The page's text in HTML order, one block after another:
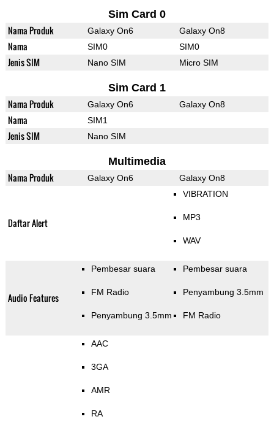
Sim Card 0
Nama Produk Galaxy On6 Galaxy On8
Nama SIM0 SIM0
Jenis SIM Nano SIM Micro SIM
Sim Card 1
Nama Produk Galaxy On6 Galaxy On8
Nama SIM1
Jenis SIM Nano SIM
Multimedia
Nama Produk Galaxy On6 Galaxy On8
Daftar Alert
VIBRATION
MP3
WAV
Audio Features
Pembesar suara
FM Radio
Penyambung 3.5mm
Pembesar suara
Penyambung 3.5mm
FM Radio
AAC
3GA
AMR
RA